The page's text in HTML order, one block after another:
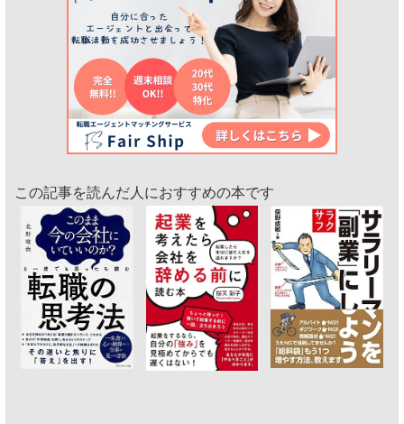
この記事を読んだ人におすすめの本です